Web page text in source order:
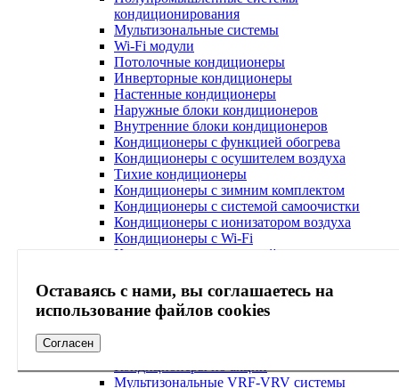
Оставаясь с нами, вы соглашаетесь на
использование файлов cookies
Согласен
кондиционирования
Мультизональные системы
Wi-Fi модули
Потолочные кондиционеры
Инверторные кондиционеры
Настенные кондиционеры
Наружные блоки кондиционеров
Внутренние блоки кондиционеров
Кондиционеры с функцией обогрева
Кондиционеры с осушителем воздуха
Тихие кондиционеры
Кондиционеры с зимним комплектом
Кондиционеры с системой самоочистки
Кондиционеры с ионизатором воздуха
Кондиционеры с Wi-Fi
Кондиционеры с очисткой воздуха
Кондиционеры с антибактериальным
фильтром
Кондиционеры с Алисой
Мультизональные VRF-VRV системы